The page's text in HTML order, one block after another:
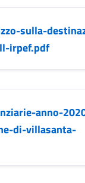
sulla-
irpef.pdf
anno-
di-villasanta-